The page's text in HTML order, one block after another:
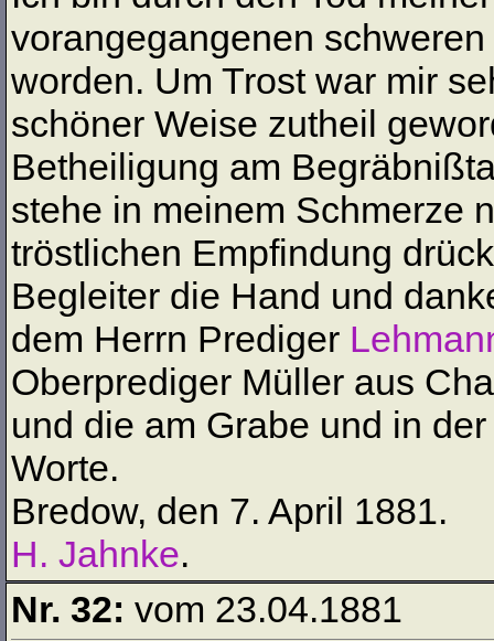
vorangegangenen
worden. Um Trost war mir
schöner Weise zutheil
Betheiligung am
stehe in meinem Schmerze
tröstlichen Empfindung
Begleiter die Hand und
dem Herrn Prediger
Oberprediger Müller aus
und die am Grabe und in
Worte.
Bredow, den 7. April 1881.
H. Jahnke.
Nr. 32: vom 23.04.1881